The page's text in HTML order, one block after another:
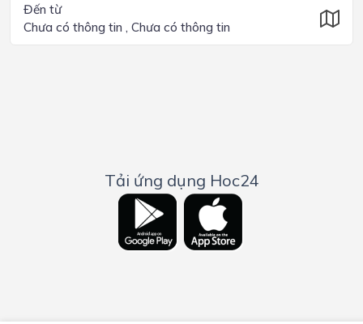
Đến từ
Chưa có thông tin , Chưa có thông tin
Tải ứng dụng Hoc24